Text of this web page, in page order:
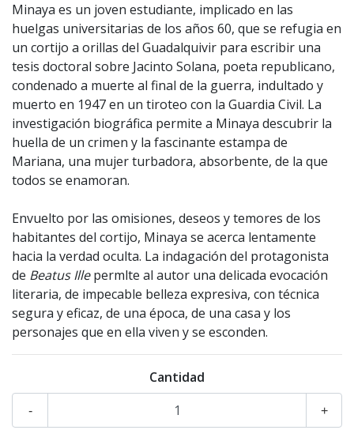
Minaya es un joven estudiante, implicado en las
huelgas universitarias de los años 60, que se refugia en
un cortijo a orillas del Guadalquivir para escribir una
tesis doctoral sobre Jacinto Solana, poeta republicano,
condenado a muerte al final de la guerra, indultado y
muerto en 1947 en un tiroteo con la Guardia Civil. La
investigación biográfica permite a Minaya descubrir la
huella de un crimen y la fascinante estampa de
Mariana, una mujer turbadora, absorbente, de la que
todos se enamoran.
Envuelto por las omisiones, deseos y temores de los
habitantes del cortijo, Minaya se acerca lentamente
hacia la verdad oculta. La indagación del protagonista
de Beatus Illepermlte al autor una delicada evocación
literaria, de impecable belleza expresiva, con técnica
segura y eficaz, de una época, de una casa y los
personajes que en ella viven y se esconden.
Cantidad
+
-